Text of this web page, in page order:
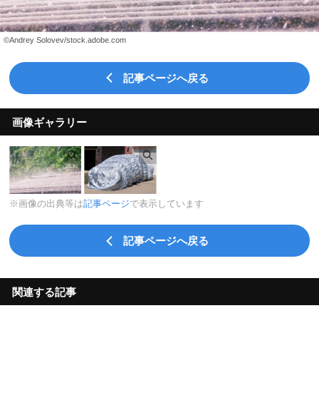
©Andrey Solovev/stock.adobe.com
記事ページへ戻る
画像ギャラリー
※画像の出典等は記事ページで表示しています
記事ページへ戻る
関連する記事